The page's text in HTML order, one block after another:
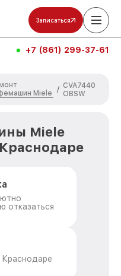
Записаться
+7 (861) 299-37-61
Miele
/ CVA7440
OBSW
Miele
отказаться